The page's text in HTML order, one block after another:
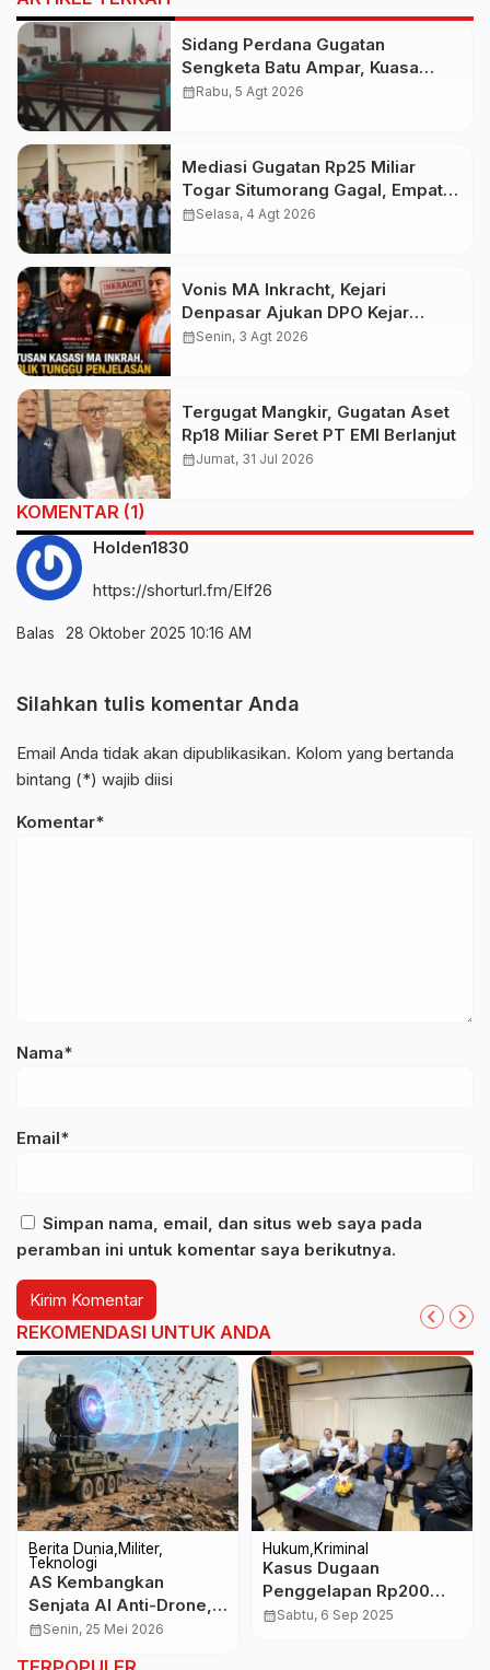
Sidang Perdana Gugatan
Sengketa Batu Ampar, Kuasa
Hukum Sebut Tak Ikut Tergugat di
calendar_monthRabu, 5 Agt 2026
Mediasi Gugatan Rp25 Miliar
Togar Situmorang Gagal, Empat
Media Pilih Lawan di Pengadilan
calendar_monthSelasa, 4 Agt 2026
Vonis MA Inkracht, Kejari
Denpasar Ajukan DPO Kejar
Budiman Tiang
calendar_monthSenin, 3 Agt 2026
Tergugat Mangkir, Gugatan Aset
Rp18 Miliar Seret PT EMI Berlanjut
calendar_monthJumat, 31 Jul 2026
KOMENTAR (1)
Holden1830
https://shorturl.fm/EIf26
Balas 28 Oktober 2025 10:16 AM
Silahkan tulis komentar Anda
Email Anda tidak akan dipublikasikan. Kolom yang bertanda
bintang (*) wajib diisi
Komentar*
Nama*
Email*
Simpan nama, email, dan situs web saya pada
peramban ini untuk komentar saya berikutnya.
REKOMENDASI UNTUK ANDA
Berita Dunia Militer
Teknologi
AS Kembangkan
Senjata AI Anti-Drone,
Mampu Lumpuhkan 50
calendar_monthSenin, 25 Mei 2026
Hukum Kriminal
Kasus Dugaan
Penggelapan Rp200
Miliar di Nusa Penida
calendar_monthSabtu, 6 Sep 2025